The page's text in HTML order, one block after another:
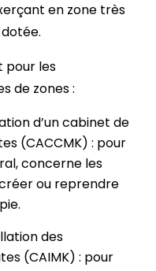
en zone très
pour les
de zones :
d’un cabinet de
(CACCMK) : pour
concerne les
ou reprendre
des
(CAIMK) : pour